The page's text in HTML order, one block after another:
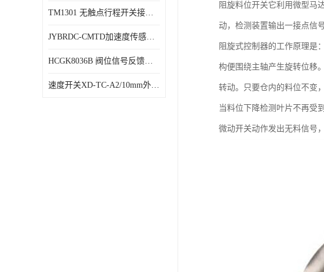
TM1301 无触点行程开关接线在交通设备中的稳定性
JYBRDC-CMTD加速度传感器距离远
HCGK8036B 阀位信号反馈装置 限位开关
速度开关XD-TC-A2/10mm外形图
阻旋料位开关它利用微型马
动，检测装置输出一接点信
阻旋式控制器的工作原理是
构便围绕主轴产生旋转位移
转动。只要仓内的料位不变
当料位下降检测叶片不再受
微动开关动作发出无料信号